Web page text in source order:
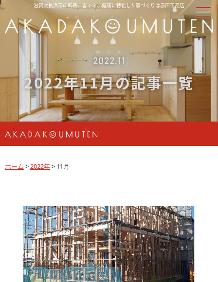
滋賀県長浜市の断熱、省エネ、健康に特化した家づくりは赤田工務店
2022.11
2022年11月の記事一覧
ホーム >2022年> 11月